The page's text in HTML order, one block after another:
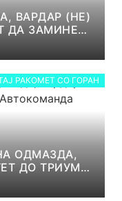
ВАРДАР (НЕ)
ДА ЗАМИНЕ
РАКОМЕТ СО ГОРАН
ОДМАЗДА,
ДО ТРИУМФ